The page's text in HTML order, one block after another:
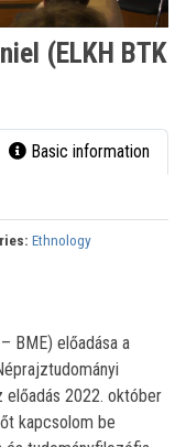
(ELKH BTK
Basic information
Ethnology
BME) előadása a
előadás 2022. október
kapcsolom be